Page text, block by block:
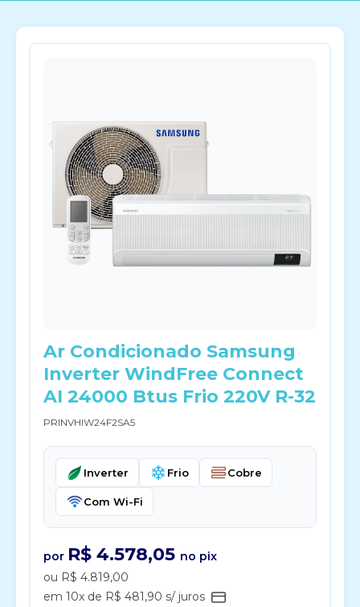
Ar Condicionado Samsung
Inverter WindFree Connect
AI 24000 Btus Frio 220V R-32
PRINVHIW24F2SA5
Inverter Frio Cobre
Com Wi-Fi
por R$ 4.578,05 no pix
ou R$ 4.819,00
em 10x de R$ 481,90 s/ juros